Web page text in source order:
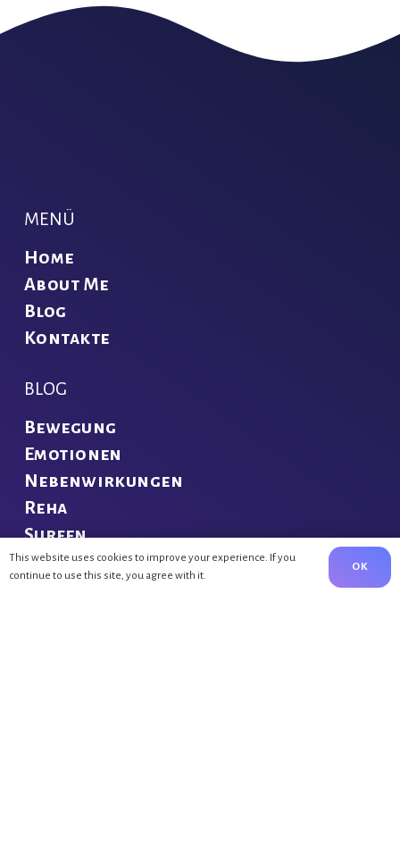
MENÜ
Home
About Me
Blog
Kontakte
BLOG
Bewegung
Emotionen
Nebenwirkungen
Reha
Surfen
NEUE BEITRÄGE
This website uses cookies to improve your experience. If you
continue to use this site, you agree with it.
OK